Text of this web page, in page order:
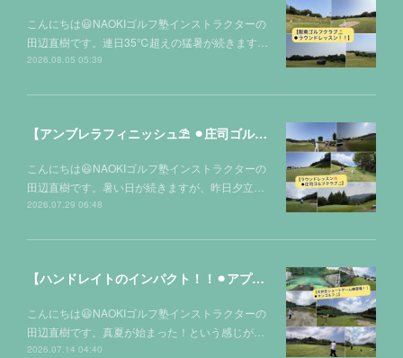
こんにちは😃NAOKIゴルフ塾インストラクターの
田辺直樹です。連日35℃超えの猛暑が続きます…
2026.08.05 05:39
【アンブレラフィニッシュ⛱️ ⚫︎庄司ゴルフクラブ⛳️】
こんにちは😃NAOKIゴルフ塾インストラクターの
田辺直樹です。暑い日が続きますが、昨日夕立…
2026.07.29 06:48
【ハンドレイトのインパクト！！⚫︎アプローチ・バンカーレッスン❗️オンゴルフ⛳️】
こんにちは😃NAOKIゴルフ塾インストラクターの
田辺直樹です。真夏が始まった！という感じが…
2026.07.14 04:40